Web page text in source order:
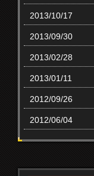
2013/10/17
2013/09/30
2013/02/28
2013/01/11
2012/09/26
2012/06/04